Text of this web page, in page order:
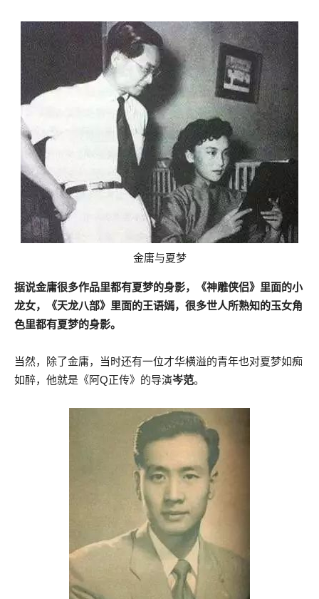
金庸与夏梦
据说金庸很多作品里都有夏梦的身影，《神雕侠侣》里面的小
龙女，《天龙八部》里面的王语嫣，很多世人所熟知的玉女角
色里都有夏梦的身影。
当然，除了金庸，当时还有一位才华横溢的青年也对夏梦如痴
如醉，他就是《阿Q正传》的导演岑范。